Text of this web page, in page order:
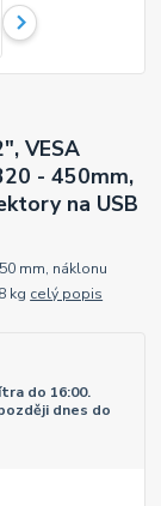
VESA
- 450mm,
na USB
mm, náklonu
kg celý popis
do 16:00.
dnes do